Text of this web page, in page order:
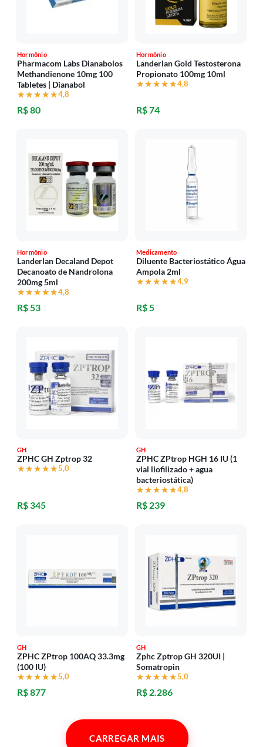
Hormônio
Pharmacom Labs Dianabolos
Methandienone 10mg 100
Tabletes | Dianabol
★★★★★
★★★★★4,8
R$ 80
Hormônio
Landerlan Gold Testosterona
Propionato 100mg 10ml
★★★★★
★★★★★4,8
R$ 74
Hormônio
Landerlan Decaland Depot
Decanoato de Nandrolona
200mg 5ml
★★★★★
★★★★★4,8
R$ 53
Medicamento
Diluente Bacteriostático Água
Ampola 2ml
★★★★★
★★★★★4,9
R$ 5
GH
ZPHC GH Zptrop 32
★★★★★
★★★★★5,0
R$ 345
GH
ZPHC ZPtrop HGH 16 IU (1
vial liofilizado + agua
bacteriostática)
★★★★★
★★★★★4,8
R$ 239
GH
ZPHC ZPtrop 100AQ 33.3mg
(100 IU)
★★★★★
★★★★★5,0
R$ 877
GH
Zphc Zptrop GH 320UI |
Somatropin
★★★★★
★★★★★5,0
R$ 2.286
CARREGAR MAIS